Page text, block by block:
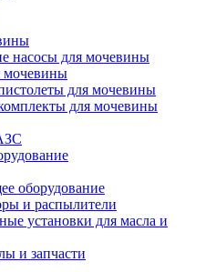
насосы для мочевины
мочевины
для мочевины
для мочевины
оборудование
и распылители
установки для масла и
и запчасти